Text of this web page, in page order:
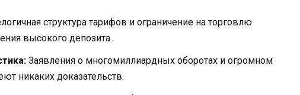
структура тарифов и ограничение на торговлю
высокого депозита.
Заявления о многомиллиардных оборотах и огромном
никаких доказательств.